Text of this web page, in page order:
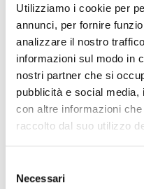
Utilizziamo i cookie per
annunci, per fornire
analizzare il nostro
informazioni sul modo in
nostri partner che si
pubblicità e social media,
con altre informazioni
raccolto dal suo utilizzo
delNecessari
GENERALE
HOME FORMAZIONE
15 Maggio 2026